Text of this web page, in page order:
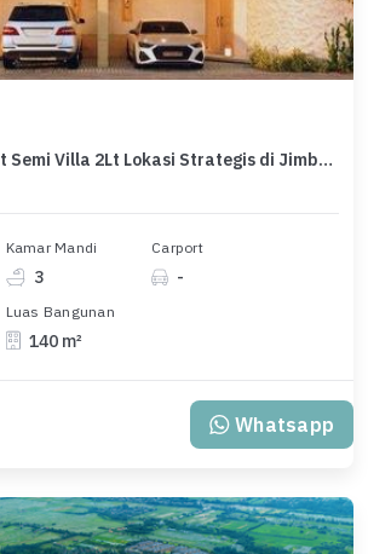
New Rumah Indent Semi Villa 2Lt Lokasi Strategis di Jimbaran
Kamar Mandi
3
Carport
-
Luas Bangunan
140 m²
Whatsapp